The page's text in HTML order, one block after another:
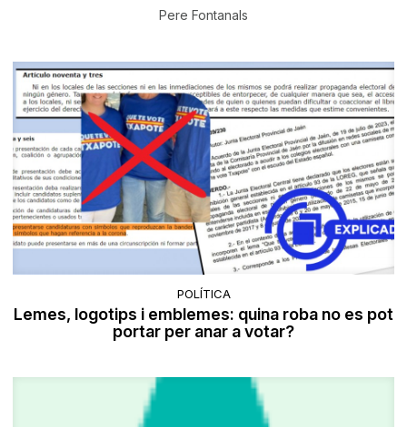
Pere Fontanals
POLÍTICA
Lemes, logotips i emblemes: quina roba no es pot
portar per anar a votar?